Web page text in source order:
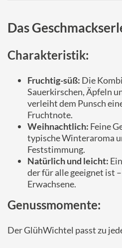
Das
Charakteristik:
Fruchtig-süß: Die
Sauerkirschen, Äpfeln
verleiht dem Punsch
Fruchtnote.
Weihnachtlich: Feine
typische Winteraroma
Feststimmung.
Natürlich und leicht:
der für alle geeignet ist
Erwachsene.
Genussmomente:
Der GlühWichtel passt zu